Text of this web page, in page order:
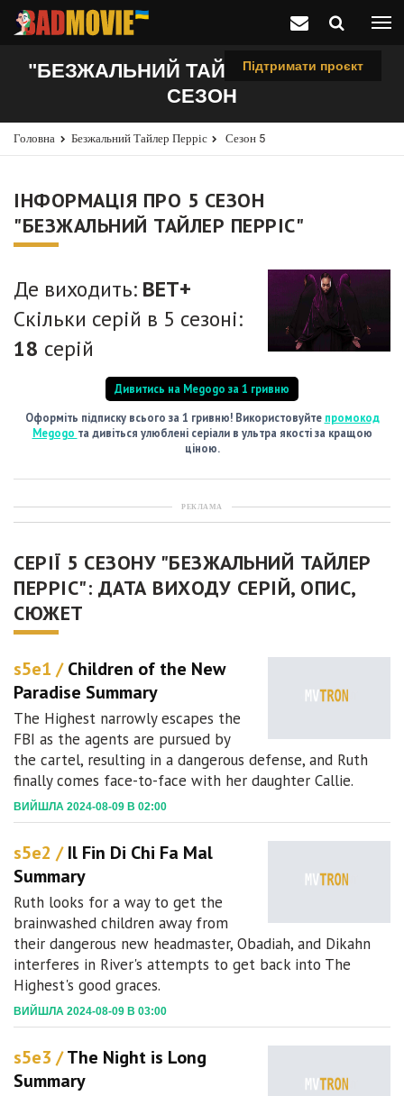
Підтримати проєкт
"БЕЗЖАЛЬНИЙ ТАЙЛЕР ПЕРРІС", 5
СЕЗОН
Головна Безжальний Тайлер Перріс Сезон 5
ІНФОРМАЦІЯ ПРО 5 СЕЗОН
"БЕЗЖАЛЬНИЙ ТАЙЛЕР ПЕРРІС"
Де виходить: BET+
Скільки серій в 5 сезоні:
18 серій
Дивитись на Megogo за 1 гривню
Оформіть підписку всього за 1 гривню! Використовуйте промокод
Megogo та дивіться улюблені серіали в ультра якості за кращою
ціною.
РЕКЛАМА
СЕРІЇ 5 СЕЗОНУ "БЕЗЖАЛЬНИЙ ТАЙЛЕР
ПЕРРІС": ДАТА ВИХОДУ СЕРІЙ, ОПИС,
СЮЖЕТ
s5e1 /Children of the New
Paradise Summary
The Highest narrowly escapes the
FBI as the agents are pursued by
the cartel, resulting in a dangerous defense, and Ruth
finally comes face-to-face with her daughter Callie.
ВИЙШЛА 2024-08-09 В 02:00
s5e2 /Il Fin Di Chi Fa Mal
Summary
Ruth looks for a way to get the
brainwashed children away from
their dangerous new headmaster, Obadiah, and Dikahn
interferes in River's attempts to get back into The
Highest's good graces.
ВИЙШЛА 2024-08-09 В 03:00
s5e3 /The Night is Long
Summary